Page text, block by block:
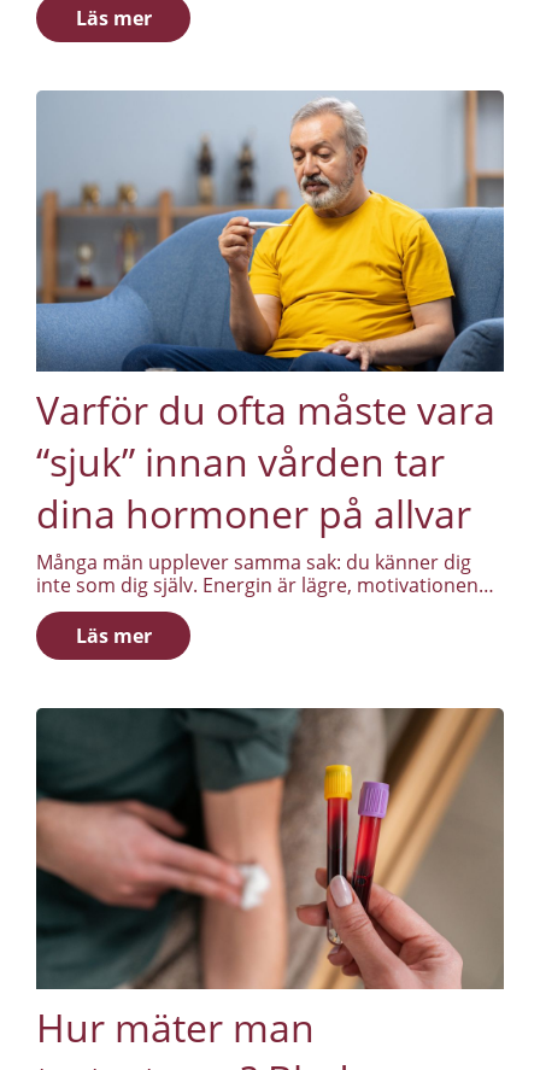
många motsatsen: förvirring. Är 14 nmol/L bra eller
dåligt? Vad gäller 22? Eller 9? Och viktigast av allt:
siffran i sig berättar sällan hela historien. Ålder,
symtom och individuell respons betyder mer än de
flesta inser. Låt oss reda ut begreppen.
Läs mer
Varför du ofta måste vara
“sjuk” innan vården tar
dina hormoner på allvar
Många män upplever samma sak: du känner dig
inte som dig själv. Energin är lägre, motivationen
plattare, sexlusten svagare. Det kan ha kommit
smygande över månader eller år. Du kontaktar
vården, tar blodprov, väntar på svar. Svaret
Läs mer
Hur mäter man